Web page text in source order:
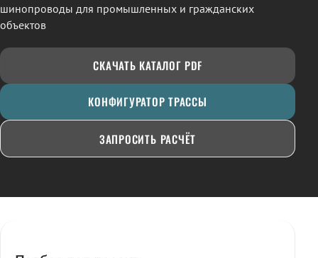
шинопроводы для промышленных и гражданских
объектов
СКАЧАТЬ КАТАЛОГ PDF
КОНФИГУРАТОР ТРАССЫ
ЗАПРОСИТЬ РАСЧЁТ